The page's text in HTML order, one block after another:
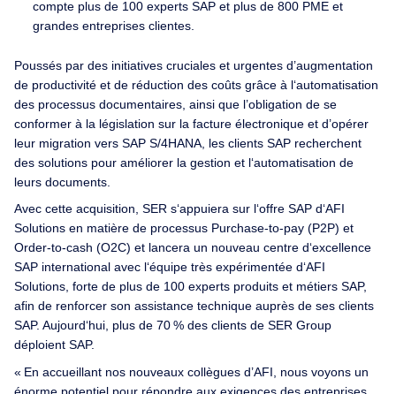
compte plus de 100 experts SAP et plus de 800 PME et
grandes entreprises clientes.
Poussés par des initiatives cruciales et urgentes d’augmentation
de productivité et de réduction des coûts grâce à l‘automatisation
des processus documentaires, ainsi que l’obligation de se
conformer à la législation sur la facture électronique et d’opérer
leur migration vers SAP S/4HANA, les clients SAP recherchent
des solutions pour améliorer la gestion et l‘automatisation de
leurs documents.
Avec cette acquisition, SER s‘appuiera sur l‘offre SAP d‘AFI
Solutions en matière de processus Purchase-to-pay (P2P) et
Order-to-cash (O2C) et lancera un nouveau centre d‘excellence
SAP international avec l‘équipe très expérimentée d‘AFI
Solutions, forte de plus de 100 experts produits et métiers SAP,
afin de renforcer son assistance technique auprès de ses clients
SAP. Aujourd‘hui, plus de 70 % des clients de SER Group
déploient SAP.
« En accueillant nos nouveaux collègues d’AFI, nous voyons un
énorme potentiel pour répondre aux exigences des entreprises